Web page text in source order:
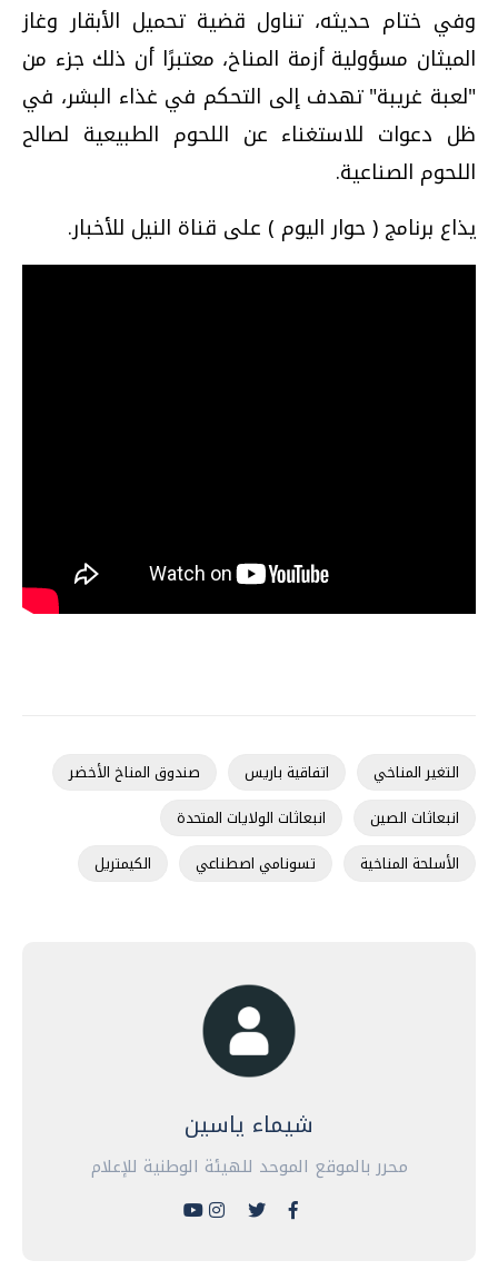
وفي ختام حديثه، تناول قضية تحميل الأبقار وغاز
الميثان مسؤولية أزمة المناخ، معتبرًا أن ذلك جزء من
"لعبة غريبة" تهدف إلى التحكم في غذاء البشر، في
ظل دعوات للاستغناء عن اللحوم الطبيعية لصالح
اللحوم الصناعية.
يذاع برنامج ( حوار اليوم ) على قناة النيل للأخبار.
التغير المناخي اتفاقية باريس
صندوق المناخ الأخضر
انبعاثات الصين
انبعاثات الولايات المتحدة
الأسلحة المناخية
تسونامي اصطناعي الكيمتريل
شيماء ياسين
محرر بالموقع الموحد للهيئة الوطنية للإعلام